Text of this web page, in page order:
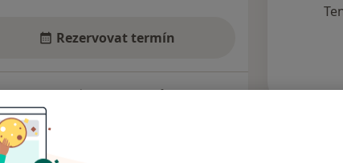
Rezervovat termín
Názory pacientů (8)